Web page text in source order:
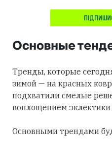
Основные
Тренды, которые
зимой — на красных
подхватили смелые
воплощением эклектики
Основными трендами